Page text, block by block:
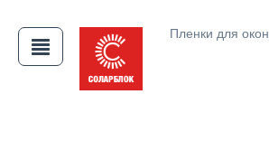
Пленки для окон